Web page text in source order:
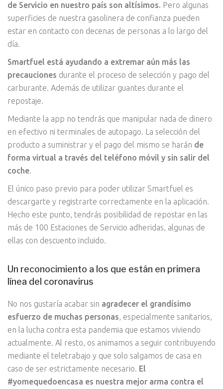
de Servicio en nuestro país son altísimos. Pero algunas
superficies de nuestra gasolinera de confianza pueden
estar en contacto con decenas de personas a lo largo del
día.
Smartfuel está ayudando a extremar aún más las
precauciones durante el proceso de selección y pago del
carburante. Además de utilizar guantes durante el
repostaje.
Mediante la app no tendrás que manipular nada de dinero
en efectivo ni terminales de autopago. La selección del
producto a suministrar y el pago del mismo se harán de
forma virtual a través del teléfono móvil y sin salir del
coche.
El único paso previo para poder utilizar Smartfuel es
descargarte y registrarte correctamente en la aplicación.
Hecho este punto, tendrás posibilidad de repostar en las
más de 100 Estaciones de Servicio adheridas, algunas de
ellas con descuento incluido.
Un reconocimiento a los que están en primera
línea del coronavirus
No nos gustaría acabar sin agradecer el grandísimo
esfuerzo de muchas personas, especialmente sanitarios,
en la lucha contra esta pandemia que estamos viviendo
actualmente. Al resto, os animamos a seguir contribuyendo
mediante el teletrabajo y que solo salgamos de casa en
caso de ser estrictamente necesario. El
#yomequedoencasa es nuestra mejor arma contra el